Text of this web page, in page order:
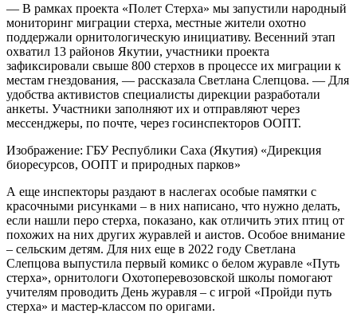
— В рамках проекта «Полет Стерха» мы запустили народный
мониторинг миграции стерха, местные жители охотно
поддержали орнитологическую инициативу. Весенний этап
охватил 13 районов Якутии, участники проекта
зафиксировали свыше 800 стерхов в процессе их миграции к
местам гнездования, — рассказала Светлана Слепцова. — Для
удобства активистов специалисты дирекции разработали
анкеты. Участники заполняют их и отправляют через
мессенджеры, по почте, через госинспекторов ООПТ.
Изображение: ГБУ Республики Саха (Якутия) «Дирекция
биоресурсов, ООПТ и природных парков»
А еще инспекторы раздают в наслегах особые памятки с
красочными рисунками – в них написано, что нужно делать,
если нашли перо стерха, показано, как отличить этих птиц от
похожих на них других журавлей и аистов. Особое внимание
– сельским детям. Для них еще в 2022 году Светлана
Слепцова выпустила первый комикс о белом журавле «Путь
стерха», орнитологи Охотоперевозовской школы помогают
учителям проводить День журавля – с игрой «Пройди путь
стерха» и мастер-классом по оригами.